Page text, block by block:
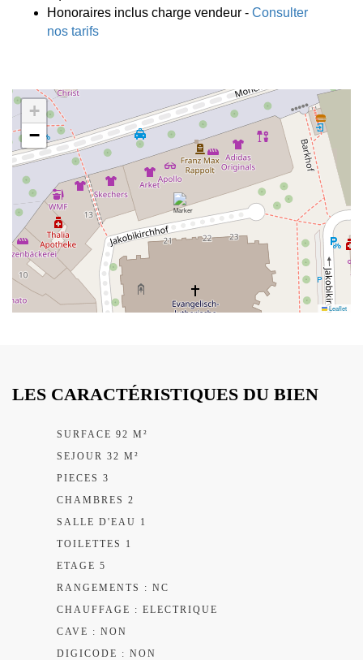
Honoraires inclus charge vendeur - Consulter
nos tarifs
+
−
Leaflet
LES CARACTÉRISTIQUES DU BIEN
SURFACE 92 M²
SEJOUR 32 M²
PIECES 3
CHAMBRES 2
SALLE D'EAU 1
TOILETTES 1
ETAGE 5
RANGEMENTS : NC
CHAUFFAGE : ELECTRIQUE
CAVE : NON
DIGICODE : NON